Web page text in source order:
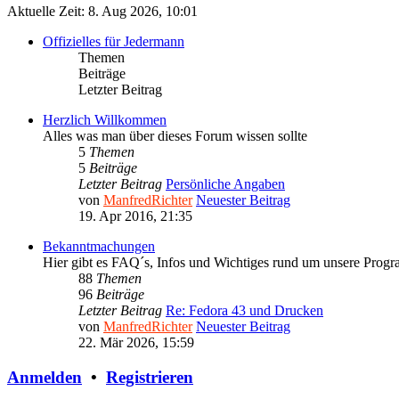
Aktuelle Zeit: 8. Aug 2026, 10:01
Offizielles für Jedermann
Themen
Beiträge
Letzter Beitrag
Herzlich Willkommen
Alles was man über dieses Forum wissen sollte
5 Themen
5 Beiträge
Letzter Beitrag Persönliche Angaben
von ManfredRichter Neuester Beitrag
19. Apr 2016, 21:35
Bekanntmachungen
Hier gibt es FAQ´s, Infos und Wichtiges rund um unsere
88 Themen
96 Beiträge
Letzter Beitrag Re: Fedora 43 und Drucken
von ManfredRichter Neuester Beitrag
22. Mär 2026, 15:59
Anmelden • Registrieren